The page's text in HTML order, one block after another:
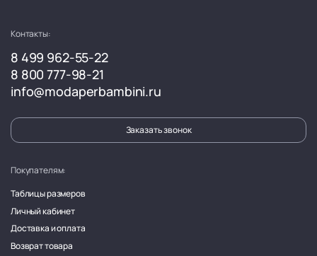
Контакты:
8 499 962-55-22
8 800 777-98-21
info@modaperbambini.ru
Заказать звонок
Покупателям:
Таблицы размеров
Личный кабинет
Доставка и оплата
Возврат товара